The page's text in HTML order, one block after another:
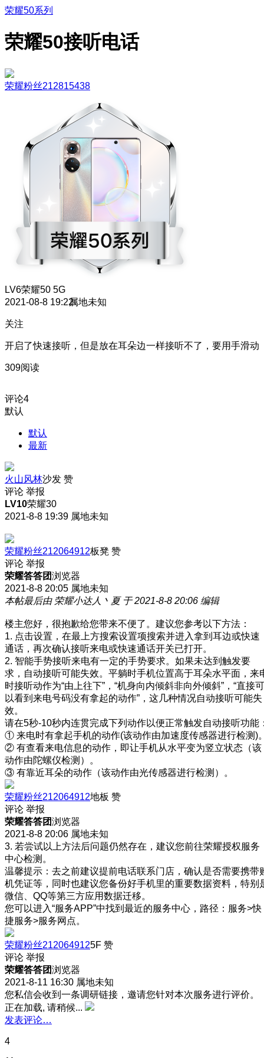
荣耀50系列
荣耀50接听电话
荣耀粉丝212815438
LV6荣耀50 5G
2021-08-8 19:22属地未知
关注
开启了快速接听，但是放在耳朵边一样接听不了，要用手滑动
309阅读
评论4
默认
默认
最新
火山风林沙发 赞
评论 举报
LV10荣耀30
2021-8-8 19:39 属地未知
荣耀粉丝212064912板凳 赞
评论 举报
荣耀答答团浏览器
2021-8-8 20:05 属地未知
本帖最后由 荣耀小达人丶夏 于 2021-8-8 20:06 编辑
楼主您好，很抱歉给您带来不便了。建议您参考以下方法：
1. 点击设置，在最上方搜索设置项搜索并进入拿到耳边或快速
通话，再次确认接听来电或快速通话开关已打开。
2. 智能手势接听来电有一定的手势要求。如果未达到触发要
求，自动接听可能失效。平躺时手机位置高于耳朵水平面，来
时接听动作为“由上往下”，“机身向内倾斜非向外倾斜”，“直接可
以看到来电号码没有拿起的动作”，这几种情况自动接听可能失
效。
请在5秒-10秒内连贯完成下列动作以便正常触发自动接听功能
① 来电时有拿起手机的动作(该动作由加速度传感器进行检测)
② 有查看来电信息的动作，即让手机从水平变为竖立状态（该
动作由陀螺仪检测）。
③ 有靠近耳朵的动作（该动作由光传感器进行检测）。
荣耀粉丝212064912地板 赞
评论 举报
荣耀答答团浏览器
2021-8-8 20:06 属地未知
3. 若尝试以上方法后问题仍然存在，建议您前往荣耀授权服务
中心检测。
温馨提示：去之前建议提前电话联系门店，确认是否需要携带
机凭证等，同时也建议您备份好手机里的重要数据资料，特别
微信、QQ等第三方应用数据迁移。
您可以进入“服务APP”中找到最近的服务中心，路径：服务>快
捷服务>服务网点。
荣耀粉丝2120649125F 赞
评论 举报
荣耀答答团浏览器
2021-8-11 16:30 属地未知
您私信会收到一条调研链接，邀请您针对本次服务进行评价。
正在加载, 请稍候...
发表评论…
4